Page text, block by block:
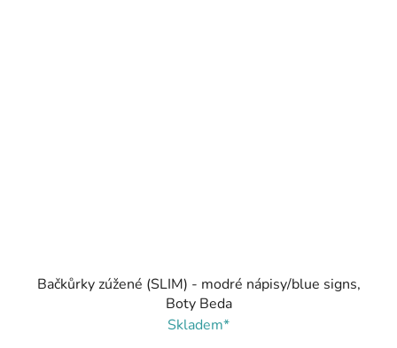
Bačkůrky zúžené (SLIM) - modré nápisy/blue signs,
Boty Beda
Skladem*